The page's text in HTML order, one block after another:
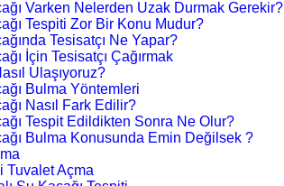
Varken Nelerden Uzak Durmak Gerekir?
Tespiti Zor Bir Konu Mudur?
Tesisatçı Ne Yapar?
İçin Tesisatçı Çağırmak
Ulaşıyoruz?
Bulma Yöntemleri
Nasıl Fark Edilir?
Tespit Edildikten Sonra Ne Olur?
Bulma Konusunda Emin Değilsek ?
Tuvalet Açma